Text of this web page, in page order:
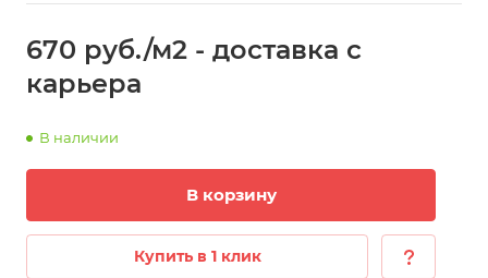
670 руб./м2 - доставка с
карьера
В наличии
В корзину
Купить в 1 клик